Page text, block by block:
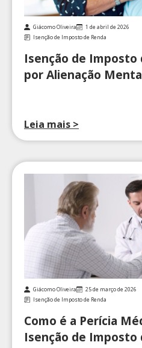
Giácomo Oliveira
1 de abril de 2026
Isenção de Imposto de Renda
Isenção de Imposto
por Alienação
Leia mais >
Giácomo Oliveira
25 de março de 2026
Isenção de Imposto de Renda
Como é a Perícia
Isenção de Imposto